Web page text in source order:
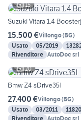
15
Suzuki Vitara 1.4
15.500 €Villongo(BG)
Usato
05/2019
Rivenditore AutoDoc srl
20
Bmw Z4 sDrive35I
27.400 €Villongo(BG)
Usato
03/2011
Rivenditore AutoDoc srl